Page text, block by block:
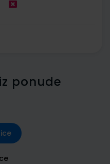
ponude